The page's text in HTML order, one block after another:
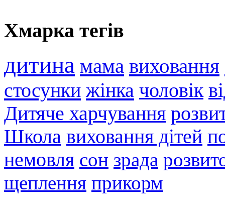
Хмарка тегів
дитина мама виховання
стосунки жінка чоловік
Дитяче харчування
Школа виховання дітей
немовля сон зрада
щеплення прикорм